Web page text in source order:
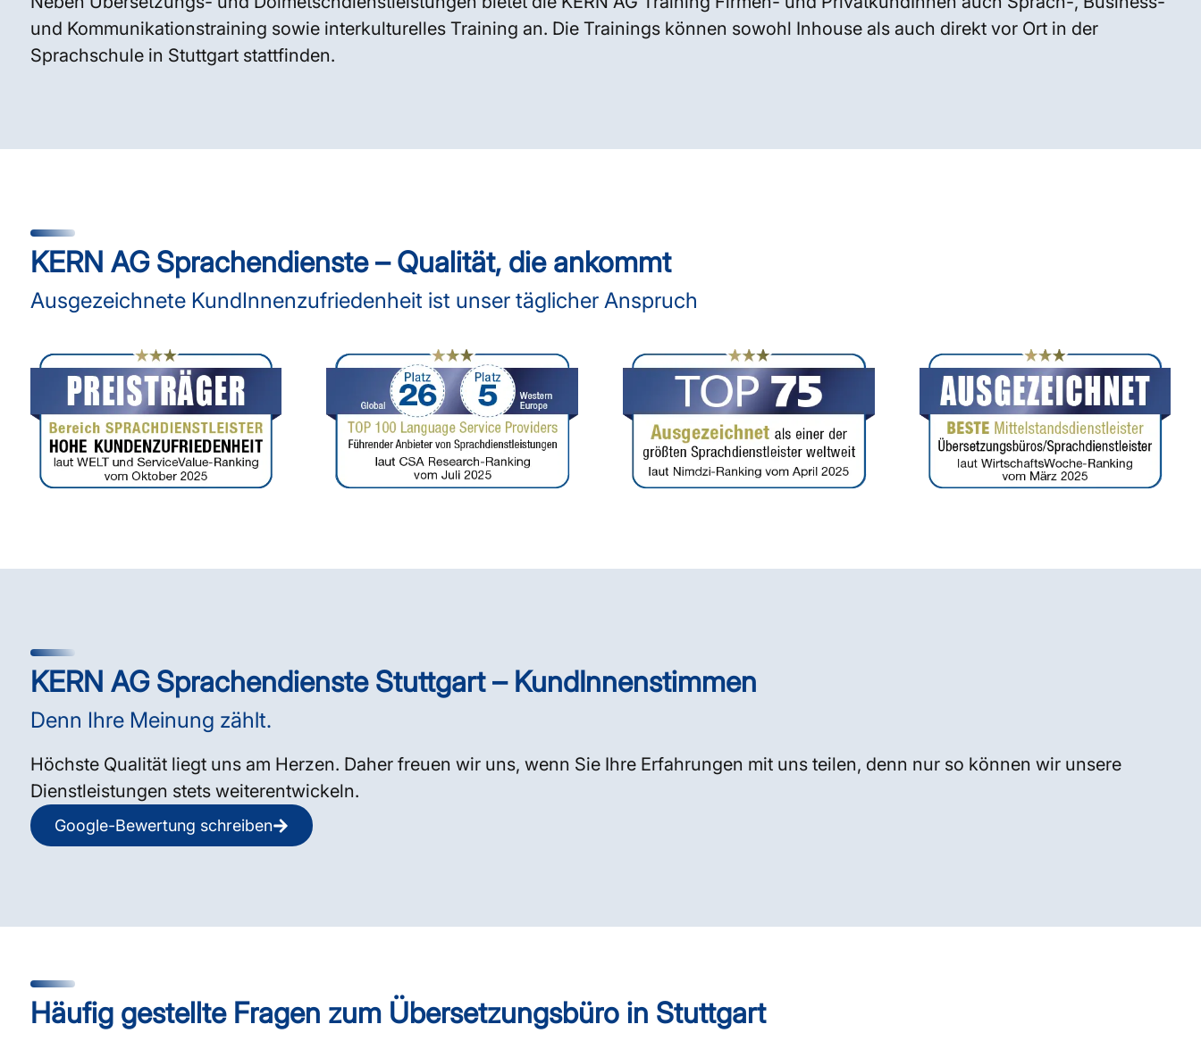
und Kommunikationstraining sowie interkulturelles Training an. Die Trainings können sowohl Inhouse als auch direkt vor Ort in der
Sprachschule in Stuttgart stattfinden.
KERN AG Sprachendienste – Qualität, die ankommt
Ausgezeichnete KundInnenzufriedenheit ist unser täglicher Anspruch
KERN AG Sprachendienste Stuttgart – KundInnenstimmen
Denn Ihre Meinung zählt.
Höchste Qualität liegt uns am Herzen. Daher freuen wir uns, wenn Sie Ihre Erfahrungen mit uns teilen, denn nur so können wir unsere
Dienstleistungen stets weiterentwickeln.
Google-Bewertung schreiben
Häufig gestellte Fragen zum Übersetzungsbüro in Stuttgart